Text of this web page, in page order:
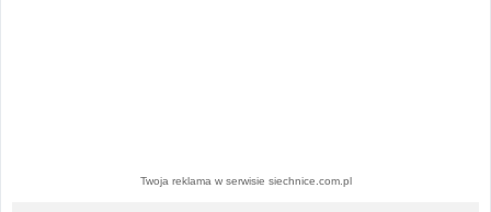
Twoja reklama w serwisie siechnice.com.pl